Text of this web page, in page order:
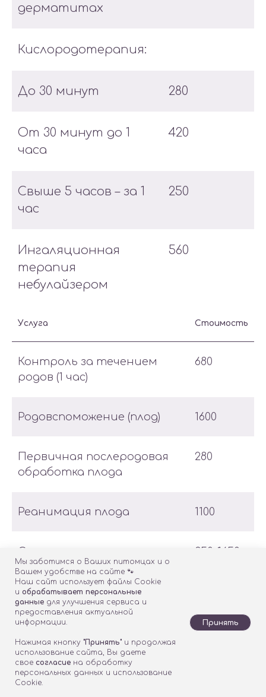
Мы заботимся о Ваших питомцах и о
Вашем удобстве на сайте 🐾
Наш сайт использует файлы Cookie
и обрабатывает персональные
данные для улучшения сервиса и
предоставления актуальной
информации.
Нажимая кнопку "Принять" и продолжая
использование сайта, Вы даете
свое согласие на обработку
персональных данных и использование
Cookie.
Принять
дерматитах
Кислородотерапия:
До 30 минут 280
От 30 минут до 1
часа
420
Свыше 5 часов – за 1
час
250
Ингаляционная
терапия
небулайзером
560
Услуга Стоимость
Контроль за течением
родов (1 час)
680
Родовспоможение (плод) 1600
Первичная послеродовая
обработка плода
280
Реанимация плода 1100
Сцеживание молока при
лактостазе
850-1650
Услуга
Химиотерапия
внутрипузырная без
седации (включает